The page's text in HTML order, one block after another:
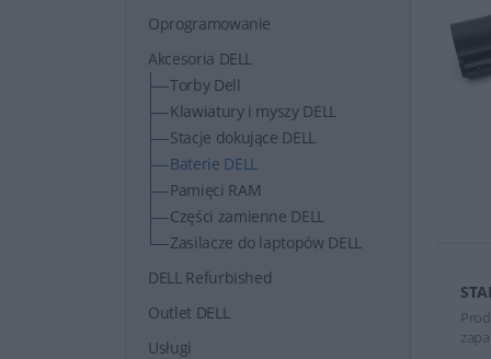
Oprogramowanie
Akcesoria DELL
Torby Dell
Klawiatury i myszy DELL
Stacje dokujące DELL
Baterie DELL
Pamięci RAM
Części zamienne DELL
Zasilacze do laptopów DELL
DELL Refurbished
Outlet DELL
Usługi